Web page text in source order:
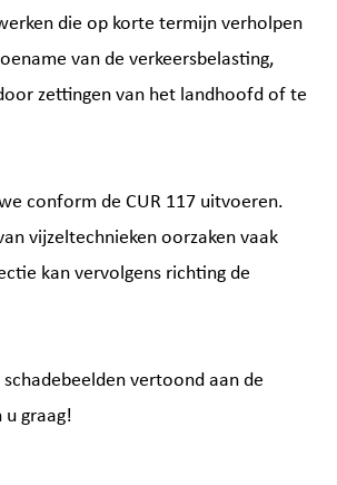
die op korte termijn verholpen
van de verkeersbelasting,
zettingen van het landhoofd of te
conform de CUR 117 uitvoeren.
vijzeltechnieken oorzaken vaak
kan vervolgens richting de
vertoond aan de
graag!